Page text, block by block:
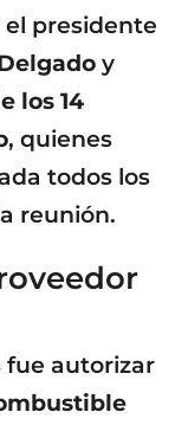
el presidente
y
los 14
, quienes
todos los
reunión.
fue autorizar